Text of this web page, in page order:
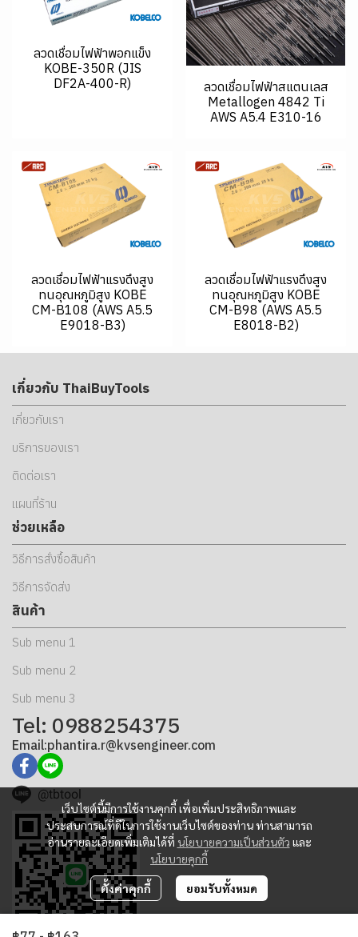
ลวดเชื่อมไฟฟ้าพอกแข็ง
KOBE-350R (JIS
DF2A-400-R)
ลวดเชื่อมไฟฟ้าสแตนเลส
Metallogen 4842 Ti
AWS A5.4 E310-16
ลวดเชื่อมไฟฟ้าแรงดึงสูง
ทนอุณหภูมิสูง KOBE
CM-B108 (AWS A5.5
E9018-B3)
ลวดเชื่อมไฟฟ้าแรงดึงสูง
ทนอุณหภูมิสูง KOBE
CM-B98 (AWS A5.5
E8018-B2)
เว็บไซต์นี้มีการใช้งานคุกกี้ เพื่อเพิ่มประสิทธิภาพและ
ประสบการณ์ที่ดีในการใช้งานเว็บไซต์ของท่าน ท่านสามารถ
อ่านรายละเอียดเพิ่มเติมได้ที่ นโยบายความเป็นส่วนตัว และ
นโยบายคุกกี้
ตั้งค่าคุกกี้ ยอมรับทั้งหมด
เกี่ยวกับ ThaiBuyTools
เกี่ยวกับเรา
บริการของเรา
ติดต่อเรา
แผนที่ร้าน
ช่วยเหลือ
วิธีการสั่งซื้อสินค้า
วิธีการจัดส่ง
สินค้า
Sub menu 1
Sub menu 2
Sub menu 3
Tel: 0988254375
Email:phantira.r@kvsengineer.com
@tbtool